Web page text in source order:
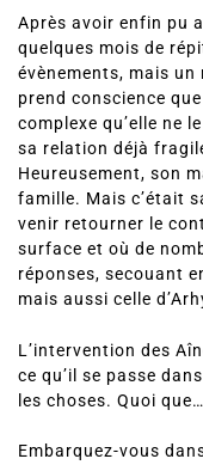
Après avoir enfin pu
quelques mois de
évènements, mais
prend conscience
complexe qu’elle ne
sa relation déjà
Heureusement, son
famille. Mais c’était
venir retourner le
surface et où de
réponses, secouant
mais aussi celle
L’intervention des
ce qu’il se passe
les choses. Quoi que…
Embarquez-vous